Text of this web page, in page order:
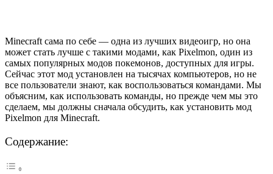
Minecraft сама по себе — одна из лучших видеоигр, но она
может стать лучше с такими модами, как Pixelmon, один из
самых популярных модов покемонов, доступных для игры.
Сейчас этот мод установлен на тысячах компьютеров, но не
все пользователи знают, как воспользоваться командами. Мы
объясним, как использовать команды, но прежде чем мы это
сделаем, мы должны сначала обсудить, как установить мод
Pixelmon для Minecraft.
Содержание: